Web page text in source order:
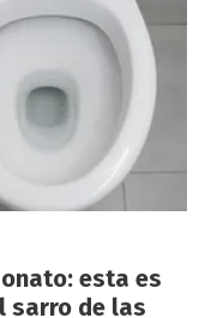
esta es
sarro de las